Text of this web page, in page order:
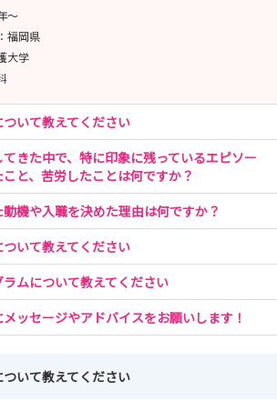
〜
福岡県
大学
いて教えてください
きた中で、特に印象に残っているエピソー
こと、苦労したことは何ですか？
機や入職を決めた理由は何ですか？
いて教えてください
ムについて教えてください
ッセージやアドバイスをお願いします！
いて教えてください